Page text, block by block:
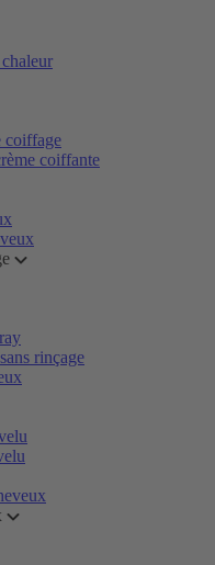
coiffage
coiffante
rinçage